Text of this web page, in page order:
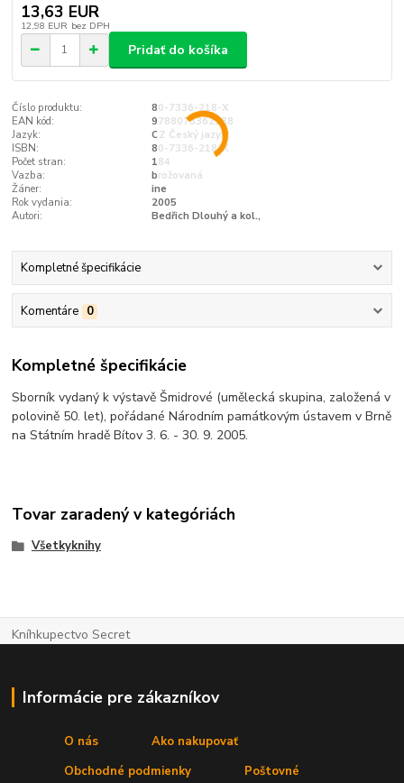
13,63 EUR
12,98 EUR bez DPH
Pridať do košíka
Číslo produktu:
80-7336-218-X
EAN kód:
9788073362188
Jazyk:
CZ Český jazyk
ISBN:
80-7336-218-X
Počet stran:
184
Vazba:
brožovaná
Žáner:
ine
Rok vydania:
2005
Autori:
Bedřich Dlouhý a kol.,
Kompletné špecifikácie
Komentáre 0
Kompletné špecifikácie
Sborník vydaný k výstavě Šmidrové (umělecká skupina, založená v
polovině 50. let), pořádané Národním památkovým ústavem v Brně
na Státním hradě Bítov 3. 6. - 30. 9. 2005.
Tovar zaradený v kategóriách
Všetkyknihy
Kníhkupectvo Secret
Informácie pre zákazníkov
O nás
Ako nakupovať
Obchodné podmienky
Poštovné